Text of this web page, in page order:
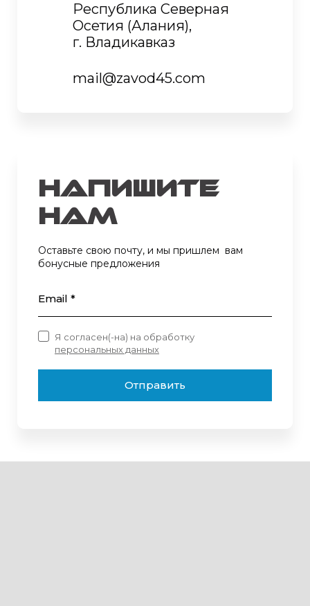
Республика Северная
Осетия (Алания),
г. Владикавказ
mail@zavod45.com
Напишите
нам
Оставьте свою почту, и мы пришлем вам
бонусные предложения
Email *
Отправить
Я согласен(-на) на обработку
персональных данных